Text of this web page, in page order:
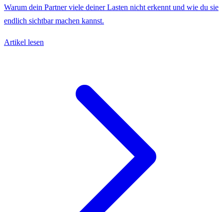
Warum dein Partner viele deiner Lasten nicht erkennt und wie du sie
endlich sichtbar machen kannst.
Artikel lesen